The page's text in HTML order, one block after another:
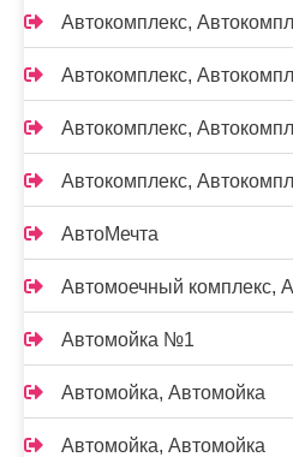
Автокомплекс,
Автокомплекс,
Автокомплекс,
Автокомплекс,
АвтоМечта
Автомоечный комплекс,
Автомойка №1
Автомойка, Автомойка
Автомойка, Автомойка